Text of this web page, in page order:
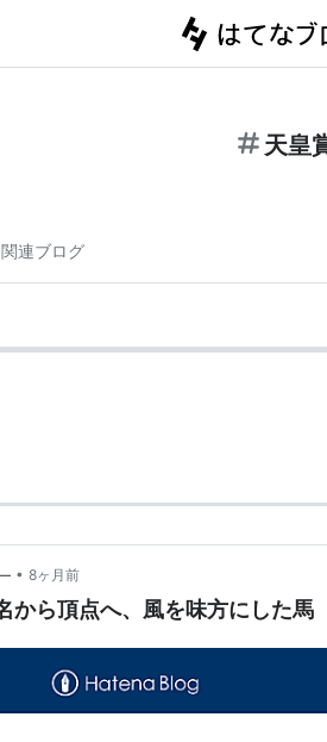
天皇
関連ブログ
• 8ヶ月前
ら頂点へ、風を味方にした馬